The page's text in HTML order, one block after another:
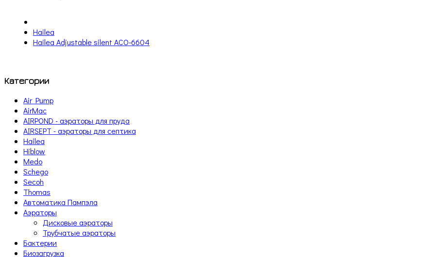
Hailea
Hailea Adjustable silent ACO-6604
Категории
Air Pump
AirMac
AIRPOND - аэраторы для пруда
AIRSEPT - аэраторы для септика
Hailea
Hiblow
Medo
Schego
Secoh
Thomas
Автоматика Пампэла
Аэраторы
Дисковые аэраторы
Трубчатые аэраторы
Бактерии
Биозагрузка